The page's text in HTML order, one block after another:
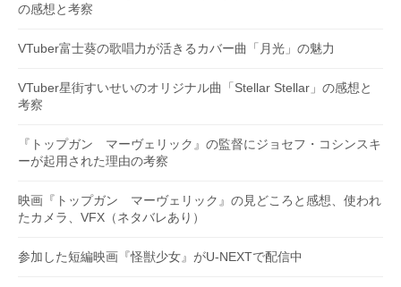
の感想と考察
VTuber富士葵の歌唱力が活きるカバー曲「月光」の魅力
VTuber星街すいせいのオリジナル曲「Stellar Stellar」の感想と
考察
『トップガン マーヴェリック』の監督にジョセフ・コシンスキ
ーが起用された理由の考察
映画『トップガン マーヴェリック』の見どころと感想、使われ
たカメラ、VFX（ネタバレあり）
参加した短編映画『怪獣少女』がU-NEXTで配信中